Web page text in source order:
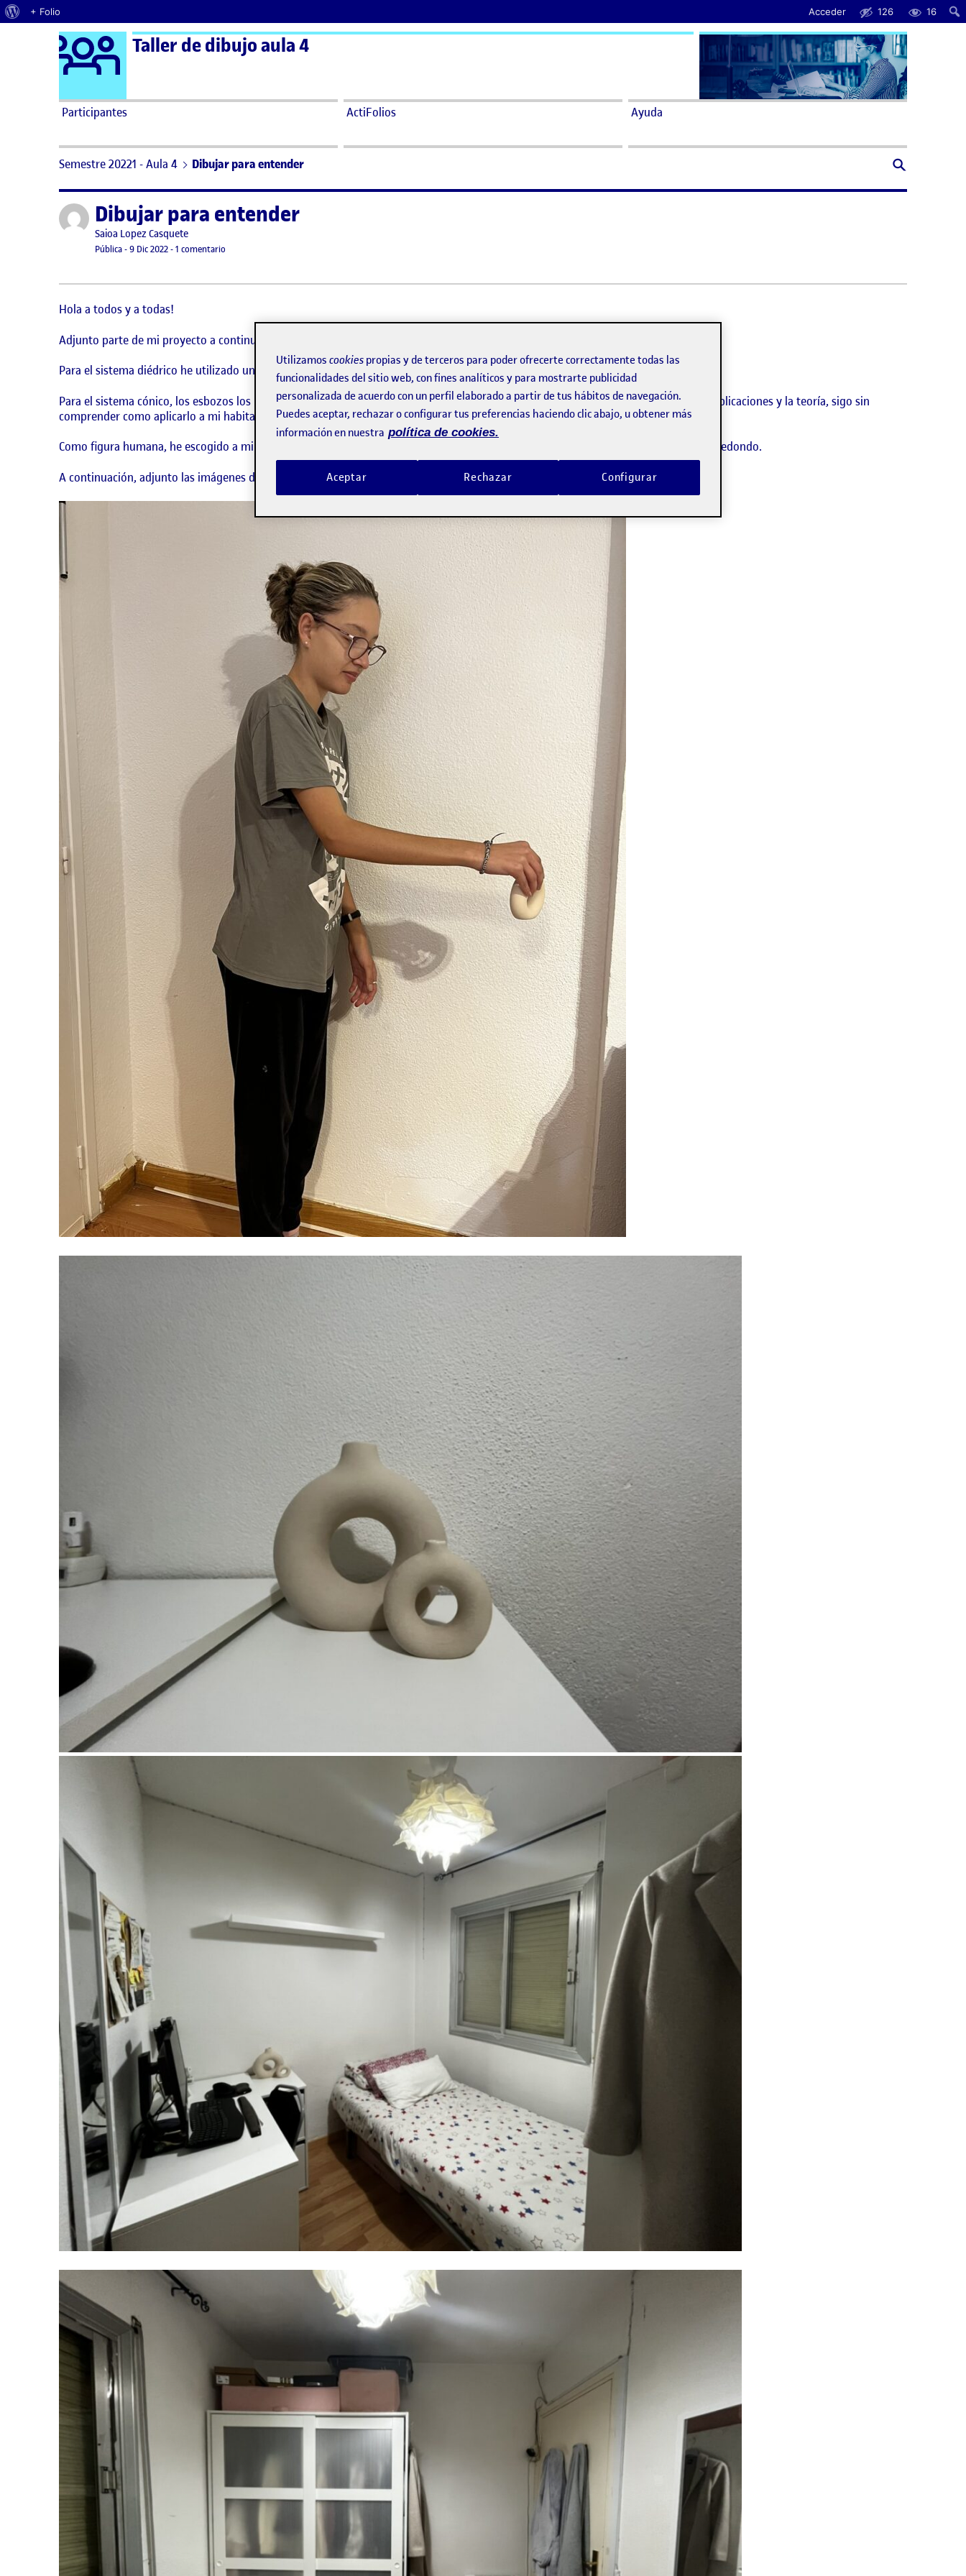
Acerca de WordPress
+ Folio Acceder 126 16
Saltar al contenido Logo Ágora
Taller de dibujo aula 4
Participantes ActiFolios Ayuda
Semestre 20221 - Aula 4 Dibujar para entender
Publicado porDibujar para entender
Publicado por
Saioa Lopez Casquete
Visibilidad:
Pública-Fecha de publicación
9 Dic 20229 diciembre, 2022 11:21 pm
-1 comentario
Hola a todos y a todas!
Adjunto parte de mi proyecto a continuación:
Para el sistema diédrico he utilizado un lápiz blanco y una cartulina negra de 33,8cm de ancho y 23,9cm de alto.
Para el sistema cónico, los esbozos los he realizado a papel normal Din A4, porque estoy teniendo más complicaciones, pese a las explicaciones y la teoría, sigo sin
comprender como aplicarlo a mi habitación. No obstante, el material que utilizaré es uno con texturas y de más gramage.
Como figura humana, he escogido a mi hermana y la fotografía que he hecho es interactuando con el objeto, en este caso un jarrón redondo.
A continuación, adjunto las imágenes de la habitación, objeto y figura humana.
Utilizamos cookies propias y de terceros para poder ofrecerte correctamente todas las
funcionalidades del sitio web, con fines analíticos y para mostrarte publicidad
personalizada de acuerdo con un perfil elaborado a partir de tus hábitos de navegación.
Puedes aceptar, rechazar o configurar tus preferencias haciendo clic abajo, u obtener más
información en nuestra política de cookies.
Rechazar
Aceptar Configurar